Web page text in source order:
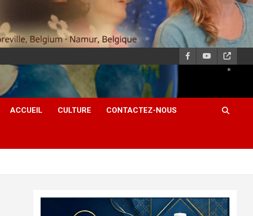
ACCUEIL CULTURE CONTACTEZ-NOUS